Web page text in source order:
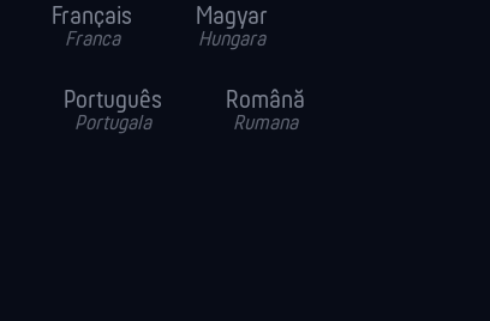
Français
Franca
Magyar
Hungara
Português
Portugala
Română
Rumana